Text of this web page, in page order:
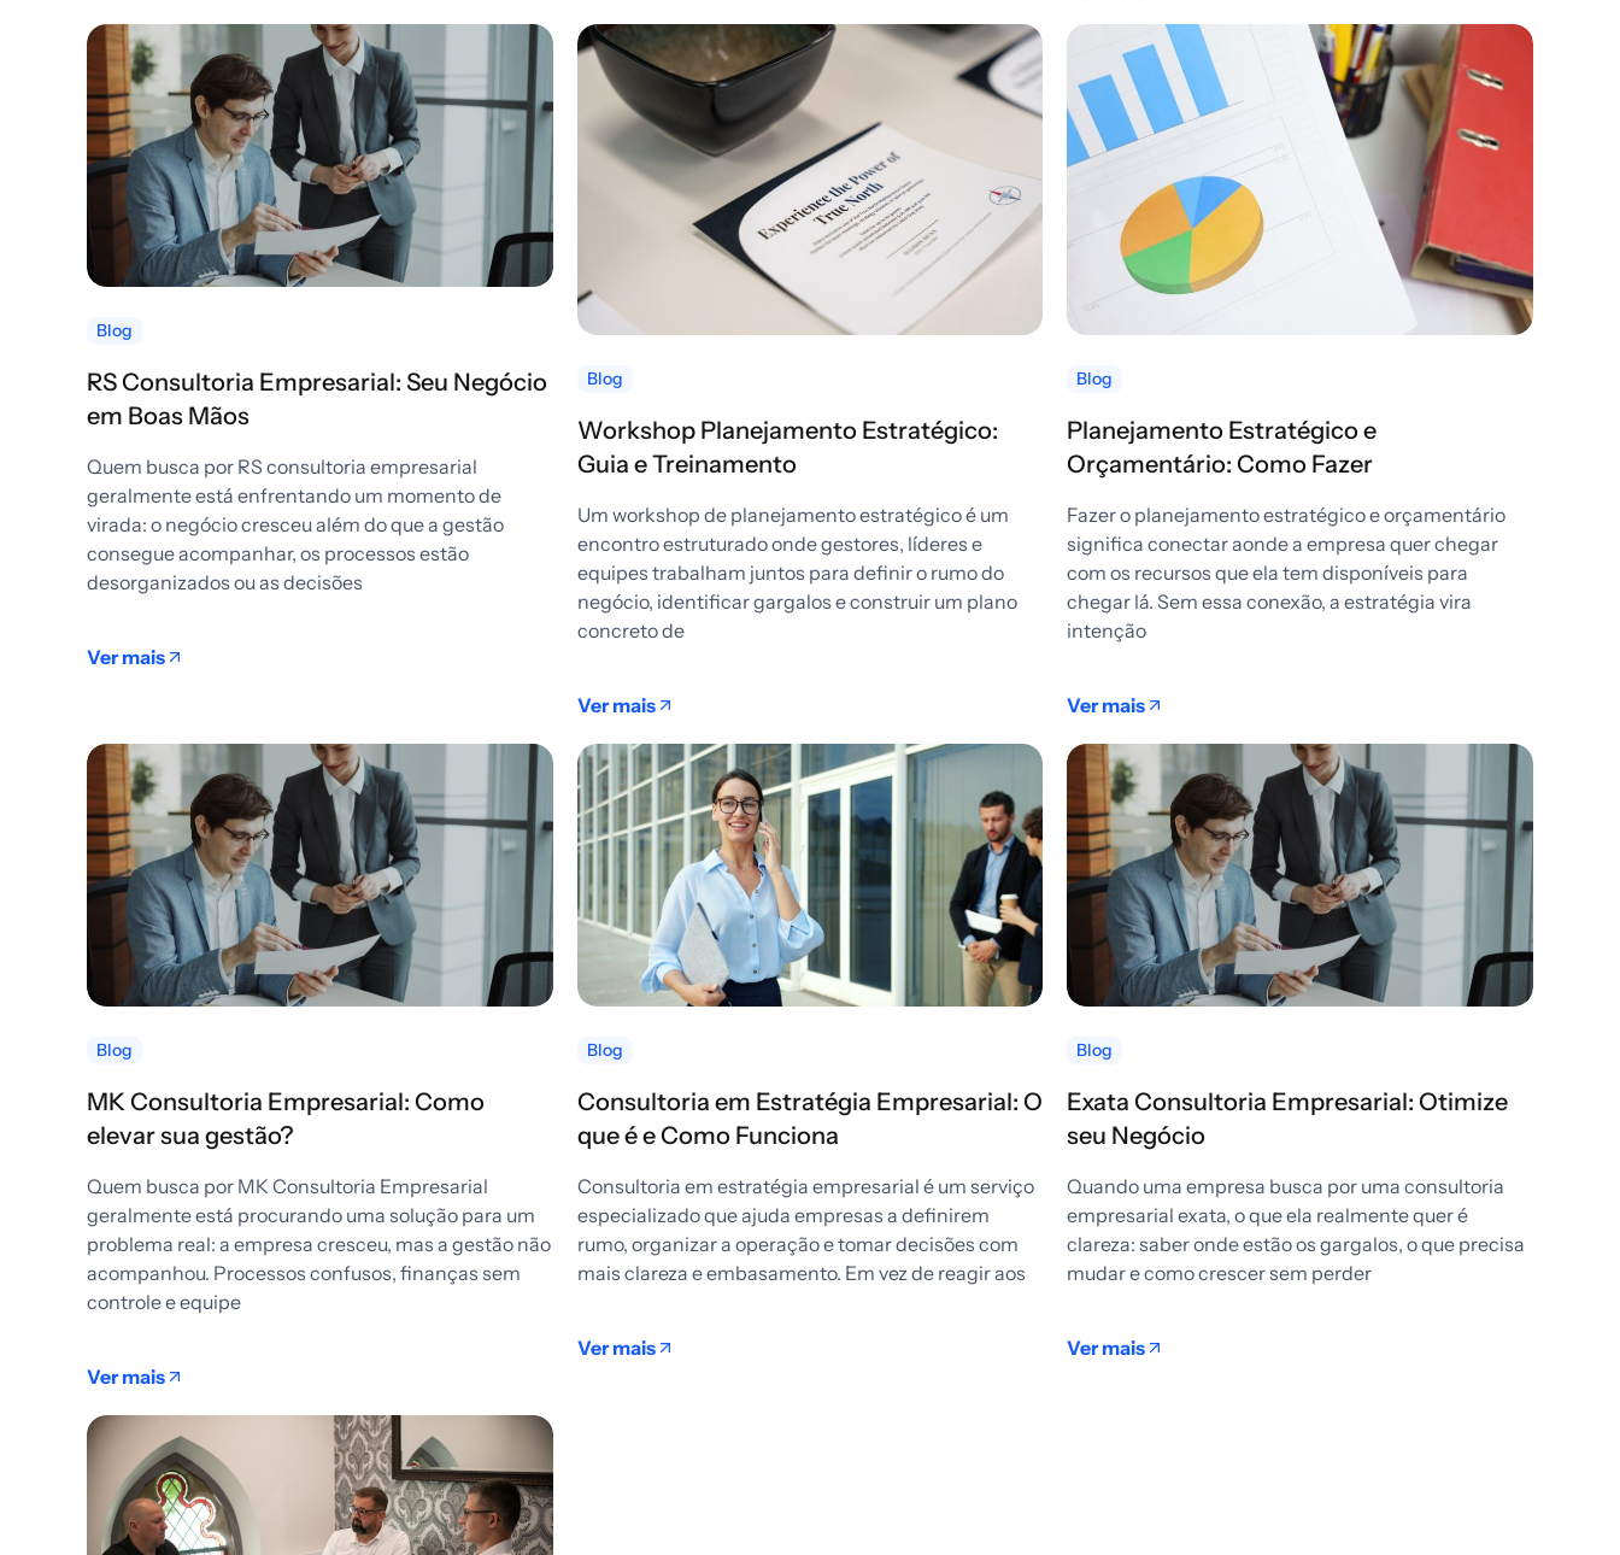
Blog
RS Consultoria Empresarial: Seu Negócio
em Boas Mãos
Quem busca por RS consultoria empresarial
geralmente está enfrentando um momento de
virada: o negócio cresceu além do que a gestão
consegue acompanhar, os processos estão
desorganizados ou as decisões
Ver mais
Blog
Workshop Planejamento Estratégico:
Guia e Treinamento
Um workshop de planejamento estratégico é um
encontro estruturado onde gestores, líderes e
equipes trabalham juntos para definir o rumo do
negócio, identificar gargalos e construir um plano
concreto de
Ver mais
Blog
Planejamento Estratégico e
Orçamentário: Como Fazer
Fazer o planejamento estratégico e orçamentário
significa conectar aonde a empresa quer chegar
com os recursos que ela tem disponíveis para
chegar lá. Sem essa conexão, a estratégia vira
intenção
Ver mais
Blog
MK Consultoria Empresarial: Como
elevar sua gestão?
Quem busca por MK Consultoria Empresarial
geralmente está procurando uma solução para um
problema real: a empresa cresceu, mas a gestão não
acompanhou. Processos confusos, finanças sem
controle e equipe
Ver mais
Blog
Consultoria em Estratégia Empresarial: O
que é e Como Funciona
Consultoria em estratégia empresarial é um serviço
especializado que ajuda empresas a definirem
rumo, organizar a operação e tomar decisões com
mais clareza e embasamento. Em vez de reagir aos
Ver mais
Blog
Exata Consultoria Empresarial: Otimize
seu Negócio
Quando uma empresa busca por uma consultoria
empresarial exata, o que ela realmente quer é
clareza: saber onde estão os gargalos, o que precisa
mudar e como crescer sem perder
Ver mais